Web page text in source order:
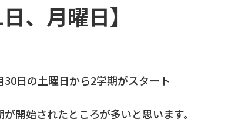
、月曜日】
日の土曜日から2学期がスタート
開始されたところが多いと思います。